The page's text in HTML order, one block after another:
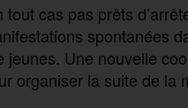
cas pas prêts
spontanées
Une nouvelle
organiser la suite de la